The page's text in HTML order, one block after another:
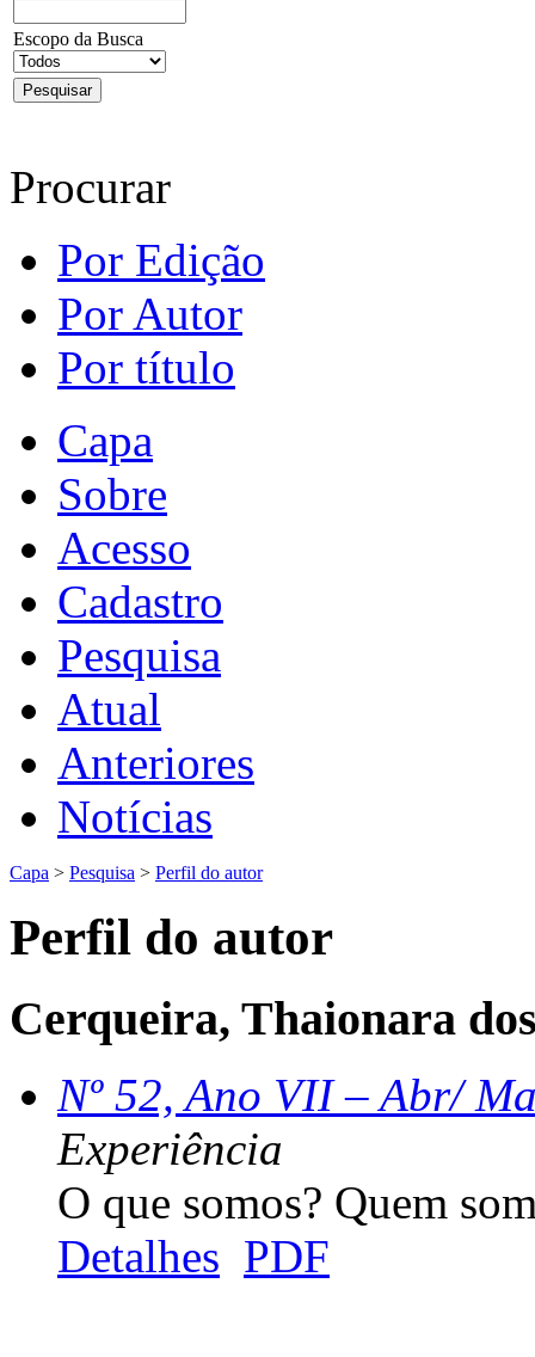
Escopo da Busca
Procurar
Por Edição
Por Autor
Por título
Capa
Sobre
Acesso
Cadastro
Pesquisa
Atual
Anteriores
Notícias
Capa > Pesquisa > Perfil do autor
Perfil do autor
Cerqueira, Thaionara
Nº 52, Ano VII – Abr/
Experiência
O que somos? Quem
Detalhes PDF